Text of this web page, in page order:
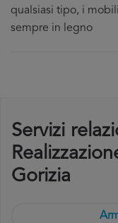
qualsiasi tipo, i
sempre in legno
Servizi
Gorizia